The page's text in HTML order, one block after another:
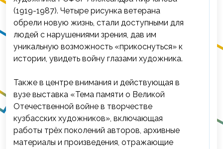
(1919-1987). Четыре рисунка ветерана
обрели новую жизнь, стали доступными для
людей с нарушениями зрения, дав им
уникальную возможность «прикоснуться» к
истории, увидеть войну глазами художника.
Также в центре внимания и действующая в
вузе выставка «Тема памяти о Великой
Отечественной войне в творчестве
кузбасских художников», включающая
работы трёх поколений авторов, архивные
материалы и произведения, отражающие